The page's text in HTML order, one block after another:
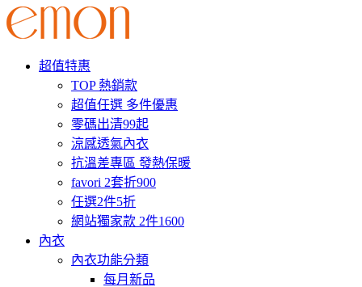
超值特惠
TOP 熱銷款
超值任選 多件優惠
零碼出清99起
涼感透氣內衣
抗溫差專區 發熱保暖
favori 2套折900
任選2件5折
網站獨家款 2件1600
內衣
內衣功能分類
每月新品